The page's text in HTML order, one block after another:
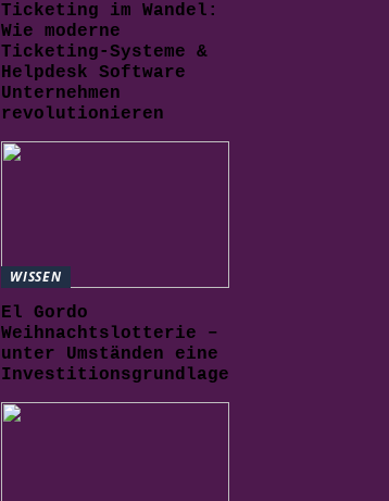
Ticketing im Wandel:
Wie moderne
Ticketing-Systeme &
Helpdesk Software
Unternehmen
revolutionieren
WISSEN
El Gordo
Weihnachtslotterie –
unter Umständen eine
Investitionsgrundlage